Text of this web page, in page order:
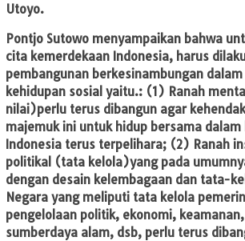
Utoyo.
Pontjo Sutowo menyampaikan bahwa
cita kemerdekaan Indonesia, harus
pembangunan berkesinambungan
kehidupan sosial yaitu.: (1) Ranah
nilai)perlu terus dibangun agar
majemuk ini untuk hidup bersama dalam
Indonesia terus terpelihara; (2) Ranah
politikal (tata kelola)yang pada
dengan desain kelembagaan dan tata-
Negara yang meliputi tata kelola
pengelolaan politik, ekonomi,
sumberdaya alam, dsb, perlu terus